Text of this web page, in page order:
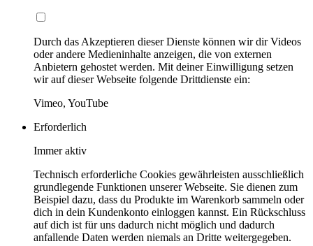
Durch das Akzeptieren dieser Dienste können wir dir Videos
oder andere Medieninhalte anzeigen, die von externen
Anbietern gehostet werden. Mit deiner Einwilligung setzen
wir auf dieser Webseite folgende Drittdienste ein:
Vimeo, YouTube
Erforderlich
Immer aktiv
Technisch erforderliche Cookies gewährleisten ausschließlich
grundlegende Funktionen unserer Webseite. Sie dienen zum
Beispiel dazu, dass du Produkte im Warenkorb sammeln oder
dich in dein Kundenkonto einloggen kannst. Ein Rückschluss
auf dich ist für uns dadurch nicht möglich und dadurch
anfallende Daten werden niemals an Dritte weitergegeben.